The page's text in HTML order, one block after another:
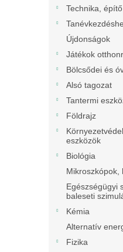
Technika,
Újdonságok
Játékok
Bölcsődei és
Alsó tagozat
Tantermi
Földrajz
eszközök
Biológia
Mikroszkópok,
Egészségügyi
baleseti
Kémia
Alternatív
Fizika